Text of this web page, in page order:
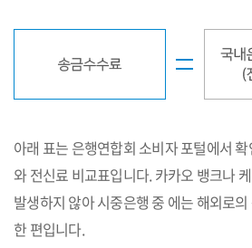
아래 표는 은행연합회 소비자 포털에서
와 전신료 비교표입니다. 카카오 뱅크나
발생하지 않아 시중은행 중 에는 해외로
한 편입니다.